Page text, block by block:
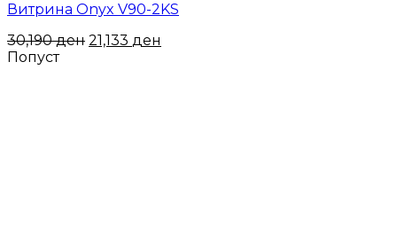
Витрина Onyx V90-2KS
30,190ден 21,133 ден
Попуст